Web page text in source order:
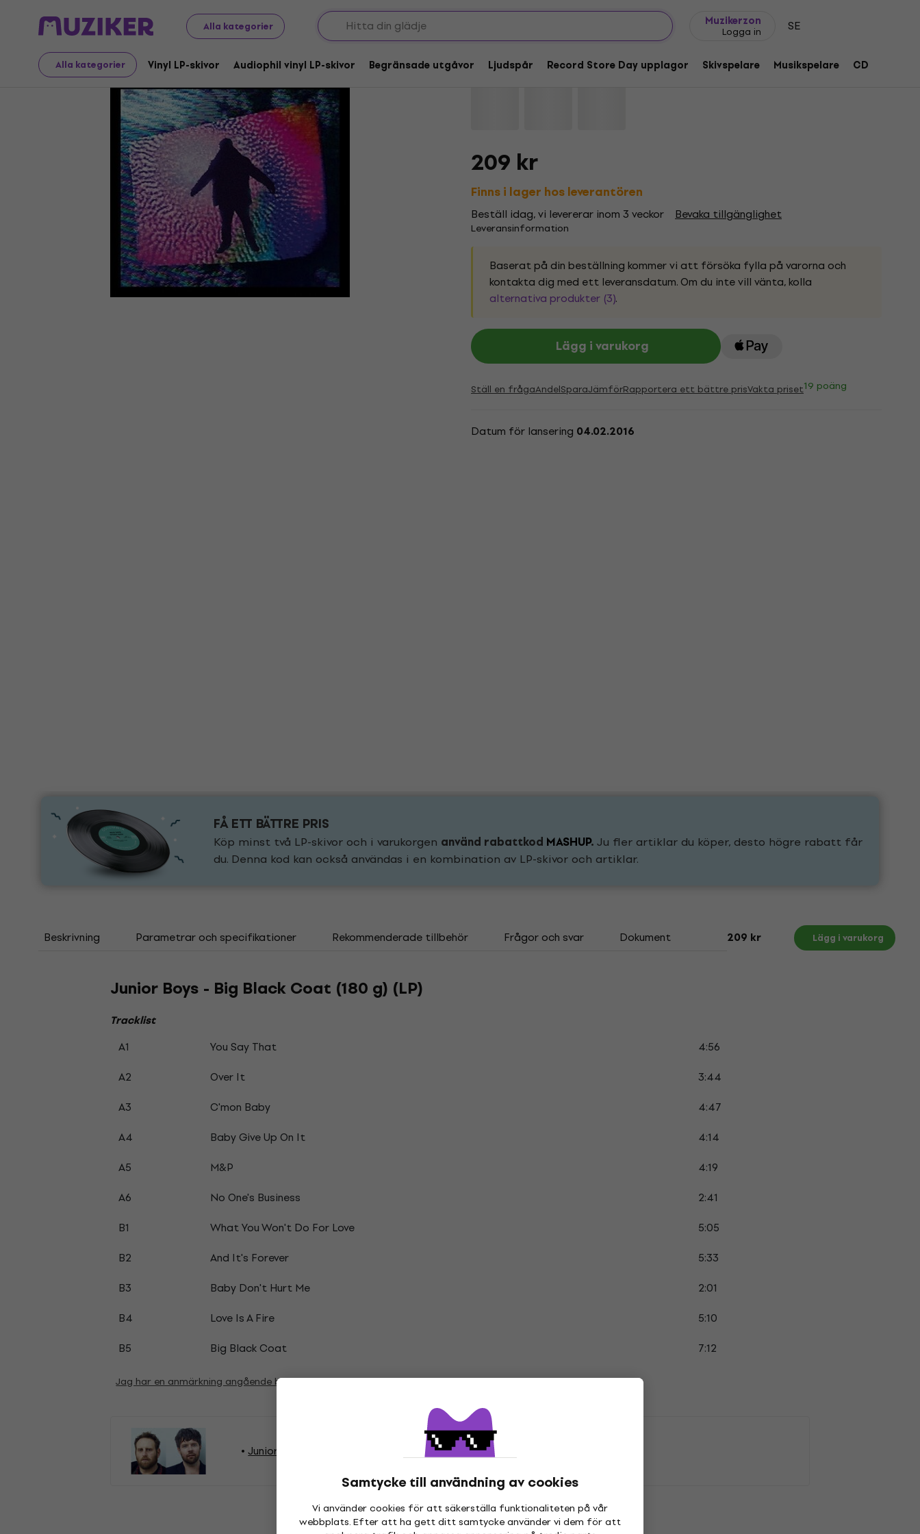
Alla kategorier
Muzikerzon
Logga in SE
Alla kategorier Vinyl LP-skivor Audiophil vinyl LP-skivor Begränsade utgåvor Ljudspår Record Store Day upplagor Skivspelare Musikspelare CD
Samtycke till användning av cookies
Vi använder cookies för att säkerställa funktionaliteten på vår
webbplats. Efter att ha gett ditt samtycke använder vi dem för att
LP-skivor och CD-skivor Vinyl LP-skivor
Junior Boys - Big Black Coat (180 g) (LP)
Varumärke:Junior BoysProduktkod:1219802
209 kr
Finns i lager hos leverantören
Beställ idag, vi levererar inom 3 veckor Bevaka tillgänglighet
Leveransinformation
Baserat på din beställning kommer vi att försöka fylla på varorna och
kontakta dig med ett leveransdatum. Om du inte vill vänta, kolla
alternativa produkter (3).
Lägg i varukorg
Ställ en frågaAndelSparaJämförRapportera ett bättre prisVakta priset19 poäng
Datum för lansering 04.02.2016
FÅ ETT BÄTTRE PRIS
Köp minst två LP-skivor och i varukorgen använd rabattkod MASHUP.Ju fler artiklar du köper, desto högre rabatt får
du. Denna kod kan också användas i en kombination av LP-skivor och artiklar.
Beskrivning Parametrar och specifikationer Rekommenderade tillbehör Frågor och svar Dokument 209 kr Lägg i varukorg
Junior Boys - Big Black Coat (180 g) (LP)
Tracklist
A1 You Say That
4:56
A2
Over It
3:44
A3
C'mon Baby
4:47
A4
Baby Give Up On It
4:14
A5
M&P
4:19
A6
No One's Business
2:41
B1
What You Won't Do For Love
5:05
B2
And It's Forever
5:33
B3
Baby Don't Hurt Me
2:01
B4
Love Is A Fire
5:10
B5
Big Black Coat 7:12
Jag har en anmärkning angående beskrivningen
Junior Boys Vinyl LP-skivor